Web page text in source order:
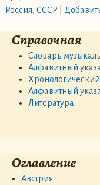
Россия, СССР
Справочная
Словарь
Алфавитный
Алфавитный
Литература
Оглавление
Австрия